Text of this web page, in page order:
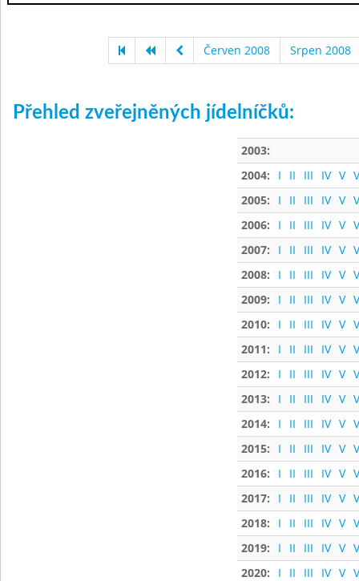
Červen 2008 Srpen 2008
Přehled zveřejněných jídelníčků:
2003:
2004:
I II III IV V
2005:
I II III IV V
2006:
I II III IV V
2007:
I II III IV V
2008:
I II III IV V
2009:
I II III IV V
2010:
I II III IV V
2011:
I II III IV V
2012:
I II III IV V
2013:
I II III IV V
2014:
I II III IV V
2015:
I II III IV V
2016:
I II III IV V
2017:
I II III IV V
2018:
I II III IV V
2019:
I II III IV V
2020:
I II III IV V